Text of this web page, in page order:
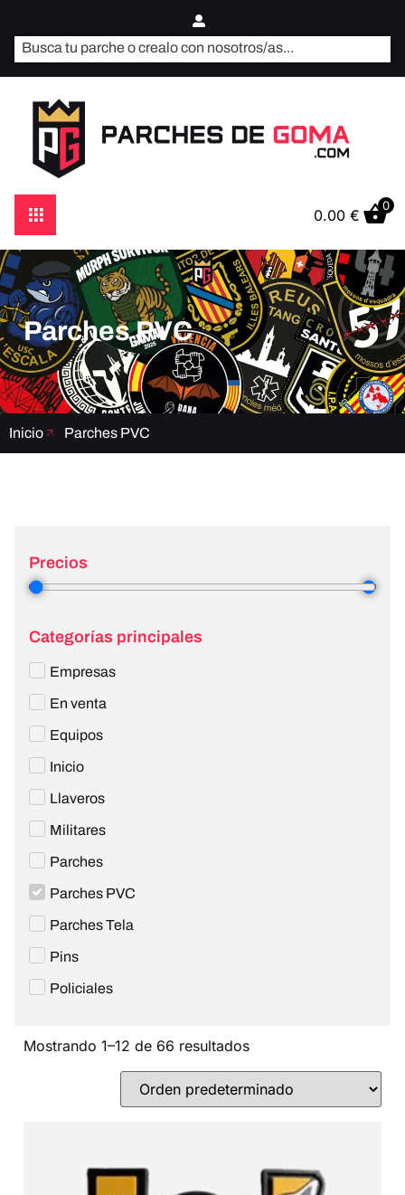
0.00 €
0
Parches PVC
Inicio Parches PVC
Precios
Categorías principales
Empresas
En venta
Equipos
Inicio
Llaveros
Militares
Parches
Parches PVC
Parches Tela
Pins
Policiales
Mostrando 1–12 de 66 resultados